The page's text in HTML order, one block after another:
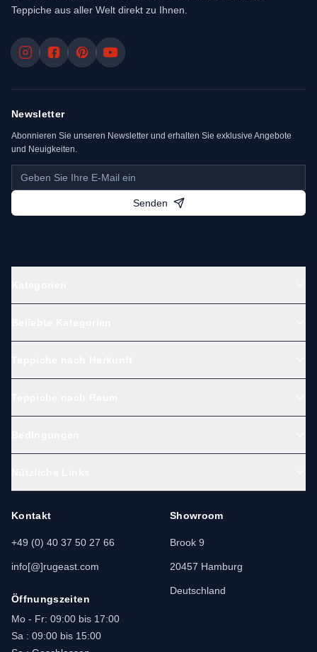
Teppiche aus aller Welt direkt zu Ihnen.
Newsletter
Abonnieren Sie unseren Newsletter und erhalten Sie exklusive Angebote
und Neuigkeiten.
Senden
Kontakt
+49 (0) 40 37 50 27 66
info[@]rugeast.com
Öffnungszeiten
Mo - Fr: 09:00 bis 17:00
Sa : 09:00 bis 15:00
Showroom
Brook 9
20457 Hamburg
Deutschland